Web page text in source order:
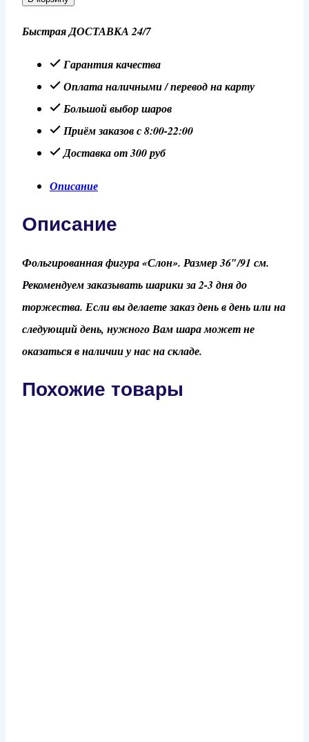
36"/91
Фигура
"Слон"
Быстрая ДОСТАВКА 24/7
Гарантия качества
Оплата наличными / перевод на карту
Большой выбор шаров
Приём заказов с 8:00-22:00
Доставка от 300 руб
Описание
Описание
Фольгированная фигура «Слон». Размер 36″/91 см.
Рекомендуем заказывать шарики за 2-3 дня до
торжества. Если вы делаете заказ день в день или на
следующий день, нужного Вам шара может не
оказаться в наличии у нас на складе.
Похожие товары